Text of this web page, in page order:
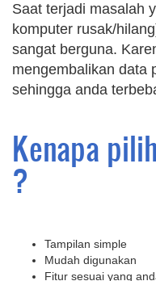
Saat terjadi masalah
komputer rusak/
sangat berguna.
mengembalikan data
sehingga anda
Kenapa
?
Tampilan simple
Mudah digunakan
Fitur sesuai yang